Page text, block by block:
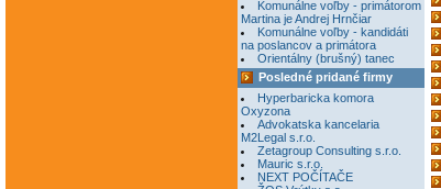
Komunálne voľby - primátorom
Martina je Andrej Hrnčiar
Komunálne voľby - kandidáti
na poslancov a primátora
Orientálny (brušný) tanec
Posledné pridané firmy
Hyperbaricka komora
Oxyzona
Advokatska kancelaria
M2Legal s.r.o.
Zetagroup Consulting s.r.o.
Mauric s.r.o.
NEXT POČÍTAČE